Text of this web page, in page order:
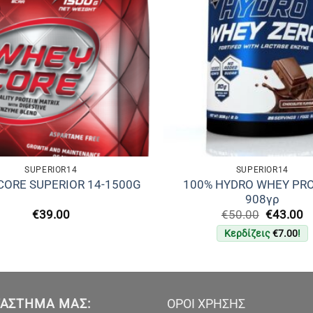
SUPERIOR14
SUPERIOR 14-1500G
€39.00
SUPERIOR14
100% HYDRO WHEY
908γρ
€50.00 Original
price
was:
€43.00Η
Κερδίζεις€7.00!
ΜΑΣ:
ΟΡΟΙ ΧΡΗΣΗΣ